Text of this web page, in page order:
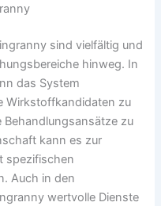
sind vielfältig und
hinweg. In
das System
Wirkstoffkandidaten zu
zu
kann es zur
spezifischen
Auch in den
wertvolle Dienste